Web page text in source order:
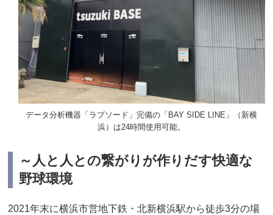
データ分析機器「ラプソード」完備の「BAY SIDE LINE」（新横
浜）は24時間使用可能。
～人と人との繋がりが作りだす快適な
野球環境
2021年末に横浜市営地下鉄・北新横浜駅から徒歩3分の場